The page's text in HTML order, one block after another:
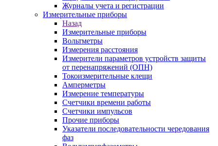
Журналы учета и регистрации
Измерительные приборы
Назад
Измерительные приборы
Вольтметры
Измерения расстояния
Измерители параметров устройств защиты
от перенапряжений (ОПН)
Токоизмерительные клещи
Амперметры
Измерение температуры
Счетчики времени работы
Счетчики импульсов
Прочие приборы
Указатели последовательности чередования
фаз